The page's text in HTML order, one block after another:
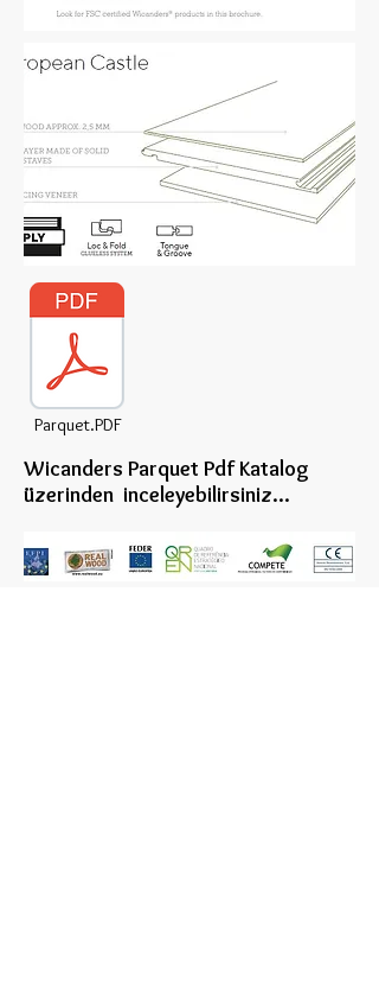
Parquet.PDF
Wicanders Parquet Pdf Katalog
üzerinden inceleyebilirsiniz...